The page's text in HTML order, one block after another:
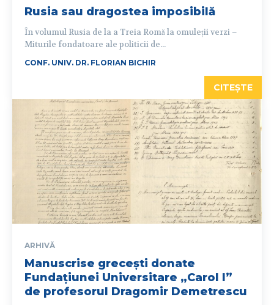
Rusia sau dragostea imposibilă
În volumul Rusia de la a Treia Romă la omuleții verzi –
Miturile fondatoare ale politicii de...
CONF. UNIV. DR. FLORIAN BICHIR
CITEȘTE
ARHIVĂ
Manuscrise grecești donate
Fundațiunei Universitare „Carol I”
de profesorul Dragomir Demetrescu